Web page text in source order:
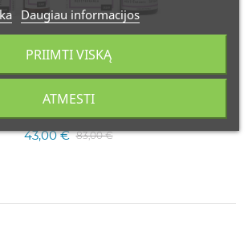
VEIDO SERUMAS 30ml + VEIDO
KREMAS 50ml
43,00 € 83,00 €
Daugiau informacijos
ATMESTI
PRIIMTI VISKĄ